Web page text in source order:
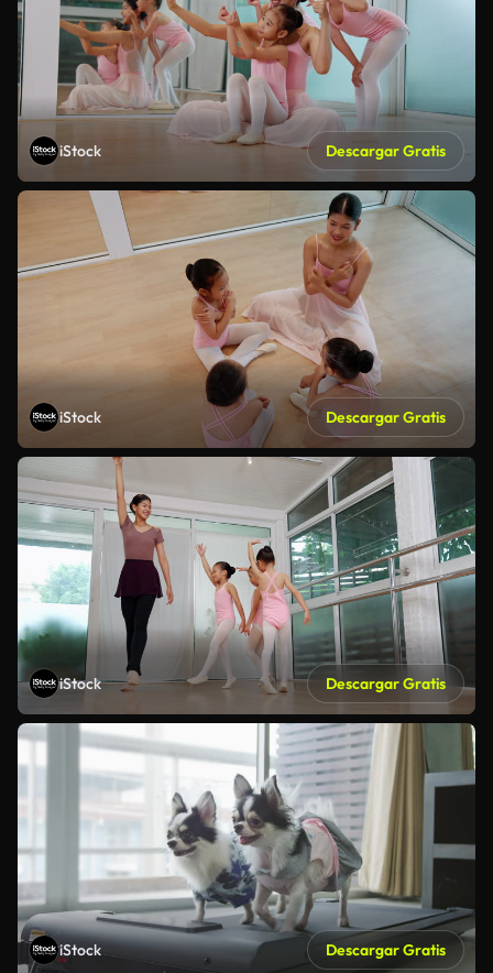
iStock Descargar Gratis
iStock Descargar Gratis
iStock Descargar Gratis
iStock Descargar Gratis